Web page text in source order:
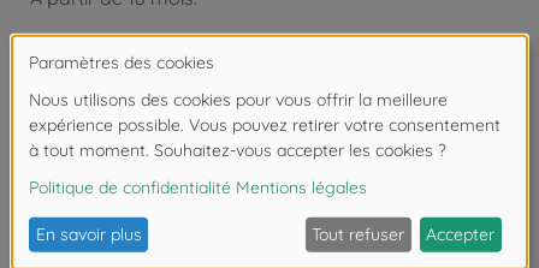
Copyright: Disney